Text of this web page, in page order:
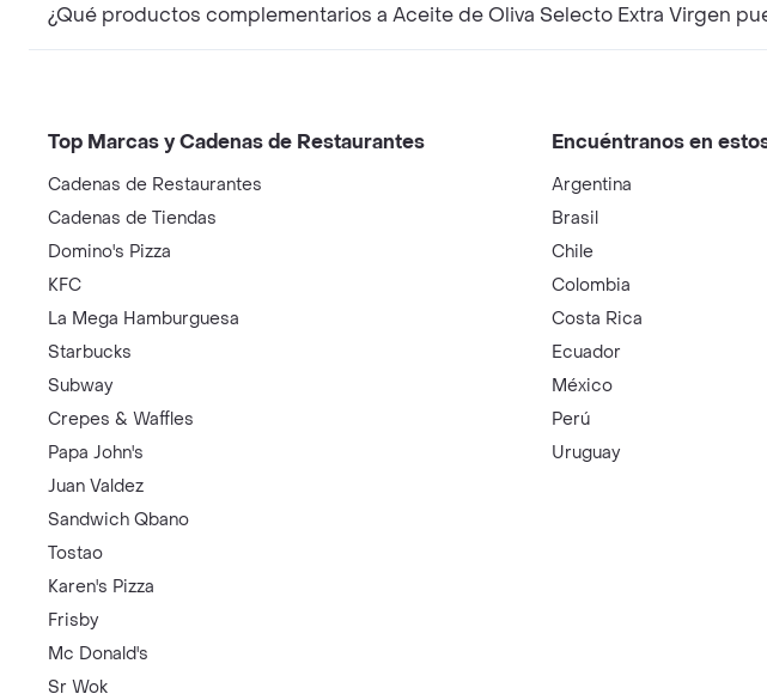
¿Qué productos complementarios a Aceite de Oliva Selecto Extra Virgen
Top Marcas y Cadenas de Restaurantes
Cadenas de Restaurantes
Cadenas de Tiendas
Domino's Pizza
KFC
La Mega Hamburguesa
Starbucks
Subway
Crepes & Waffles
Papa John's
Juan Valdez
Sandwich Qbano
Tostao
Karen's Pizza
Frisby
Mc Donald's
Sr Wok
Encuéntranos en
Argentina
Brasil
Chile
Colombia
Costa Rica
Ecuador
México
Perú
Uruguay